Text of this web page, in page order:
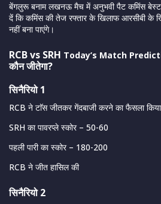
बेंगलुरू बनाम लखनऊ मैच में अनुभवी पैट कमिंस बेस्ट
दें कि कमिंस की तेज रफ्तार के खिलाफ आरसीबी के
नहीं बना पाएंगे।
RCB vs SRH Today’s Match
कौन जीतेगा?
सिनैरियो 1
RCB ने टाॅस जीतकर गेंदबाजी करने का फैसला किया
SRH का पावरप्ले स्कोर – 50-60
पहली पारी का स्कोर – 180-200
RCB ने जीत हासिल की
सिनैरियो 2